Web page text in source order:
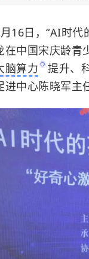
日，“AI时代的
在中国宋庆龄青
脑算力
提升、
进中心陈晓军主